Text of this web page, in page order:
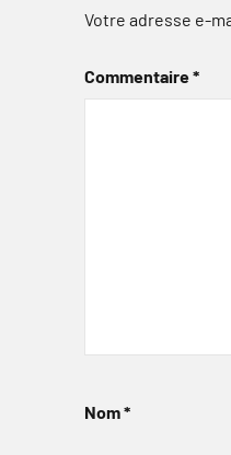
Votre adresse e-
Commentaire*
Nom*